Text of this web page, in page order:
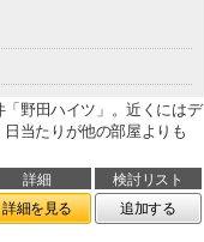
野田ハイツ」。近くにはデ
当たりが他の部屋よりも
詳細
検討リスト
詳細を見る 追加する